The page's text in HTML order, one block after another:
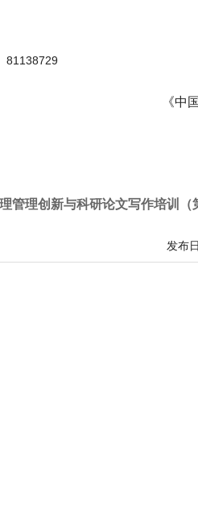
81138729
《中
《中
管理创新与科研论文写作培训（
发布